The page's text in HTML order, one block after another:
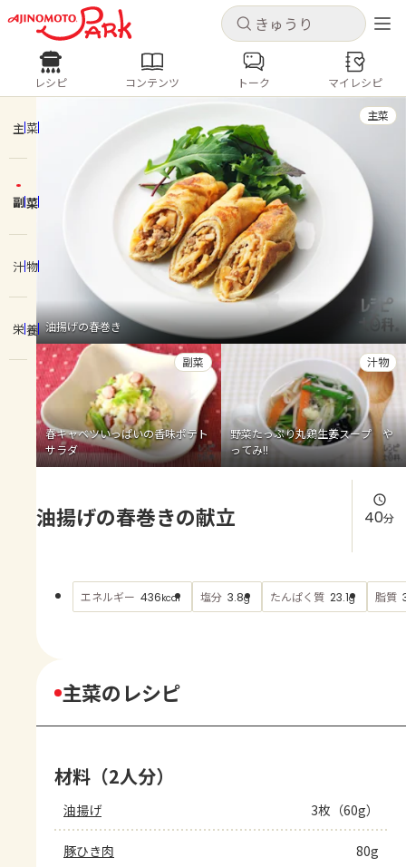
キャンセル
ログインするとレシピを保存できます
ログイン 新規登録
ホーム
コンテンツ
レシピ
トーク
よくあるお問い合わせ
お買い物
AJINOMOTO PARK とは
キャンセル
レシピ コンテンツ
人気の食材・レシピ
なす トマト
とうもろこし
みょうが ゴーヤ
レシピ コンテンツ トーク マイレシピ
主菜
副菜
汁物
栄養 油揚げの春巻き
主菜
春キャベツいっぱいの香味ポテト
サラダ
副菜
野菜たっぷり丸鶏生姜スープ や
ってみ!!
汁物
油揚げの春巻きの献立 40分
エネルギー 436kcal 塩分 3.8g たんぱく質 23.1g 脂質
主菜のレシピ
材料（2人分）
油揚げ 3枚（60g）
豚ひき肉 80g